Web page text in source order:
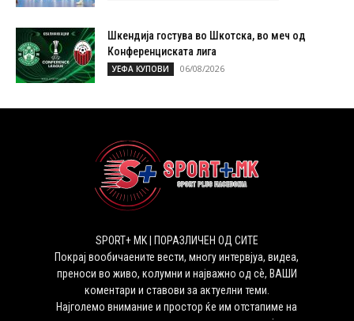
Шкендија гостува во Шкотска, во меч од
Конференциската лига
УЕФА КУПОВИ 06/08/2026
SPORT+ MK | ПОРАЗЛИЧЕН ОД СИТЕ
Покрај вообичаените вести, многу интервјуа, видеа,
преноси во живо, колумни и најважно од сѐ, ВАШИ
коментари и ставови за актуелни теми.
Најголемо внимание и простор ќе им отстапиме на